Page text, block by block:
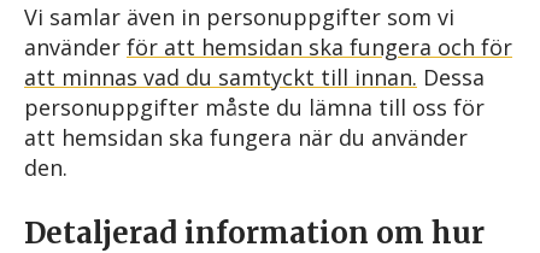
Vi samlar även in personuppgifter som vi
använder för att hemsidan ska fungera och för
att minnas vad du samtyckt till innan. Dessa
personuppgifter måste du lämna till oss för
att hemsidan ska fungera när du använder
den.
Detaljerad information om hur